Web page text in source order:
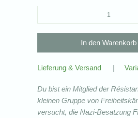
Lieferung & Versand |
Du bist ein Mitglied der
kleinen Gruppe von
versucht, die Nazi-Besatzung